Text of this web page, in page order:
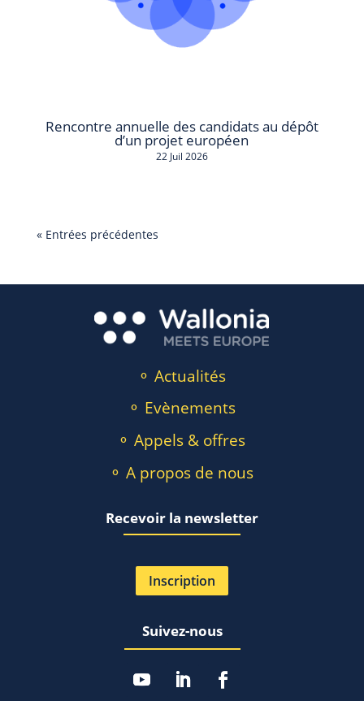
Rencontre annuelle des candidats au dépôt
d’un projet européen
22 Juil 2026
« Entrées précédentes
⚬ Actualités
⚬ Evènements
⚬ Appels & offres
⚬ A propos de nous
Recevoir la newsletter
Inscription
Suivez-nous